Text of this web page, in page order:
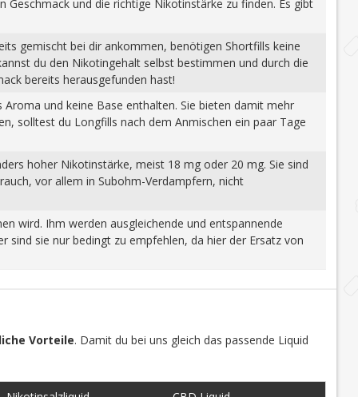
und die richtige Nikotinstärke zu finden. Es gibt
gemischt bei dir ankommen, benötigen Shortfills keine
du den Nikotingehalt selbst bestimmen und durch die
bereits herausgefunden hast!
und keine Base enthalten. Sie bieten damit mehr
solltest du Longfills nach dem Anmischen ein paar Tage
hoher Nikotinstärke, meist 18 mg oder 20 mg. Sie sind
vor allem in Subohm-Verdampfern, nicht
wird. Ihm werden ausgleichende und entspannende
sind sie nur bedingt zu empfehlen, da hier der Ersatz von
Vorteile. Damit du bei uns gleich das passende Liquid